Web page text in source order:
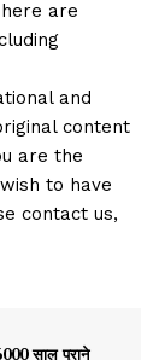
are
and
content
are the
to have
contact us,
साल पुराने